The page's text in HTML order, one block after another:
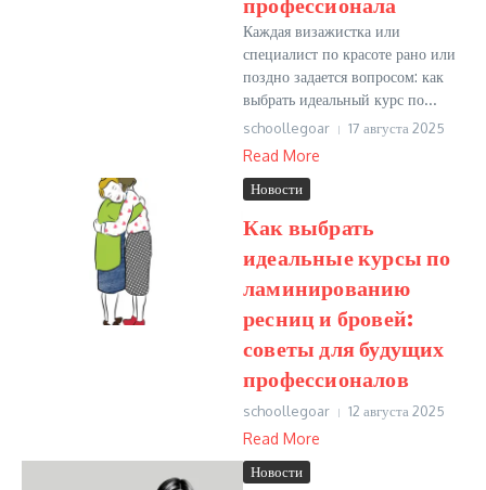
Каждая визажистка или
специалист по красоте рано или
поздно задается вопросом: как
выбрать идеальный курс по...
schoollegoar 17 августа 2025
Read More
Новости
Как выбрать
идеальные курсы по
ламинированию
ресниц и бровей:
советы для будущих
профессионалов
schoollegoar 12 августа 2025
Read More
Новости